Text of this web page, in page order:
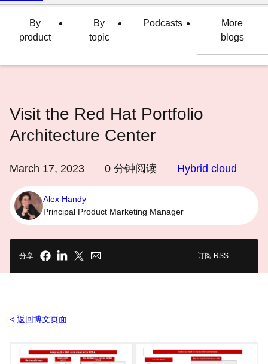
言
By
product
By
topic
Podcasts
More
blogs
Visit the Red Hat Portfolio
Architecture Center
March 17, 2023 0 分钟阅读 Hybrid cloud
Alex Handy
Principal Product Marketing Manager
分享 订阅 RSS
返回博文页面